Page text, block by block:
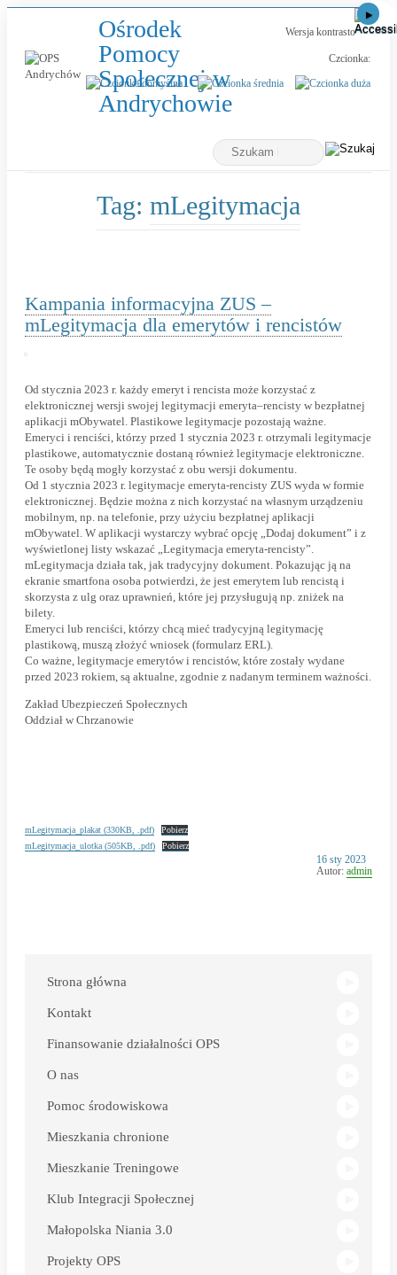
Ośrodek
Pomocy
Społecznej w
Andrychowie-
informacyjna
–
mLegitymacja
i
rencistów
Wersja kontrastowa
Czcionka:
Wyszukiwarka
Tutaj
wpisz
frazę:
Tag: mLegitymacja
Kampania informacyjna ZUS –
mLegitymacja dla emerytów i rencistów
Od stycznia 2023 r. każdy emeryt i rencista może korzystać z
elektronicznej wersji swojej legitymacji emeryta–rencisty w bezpłatnej
aplikacji mObywatel. Plastikowe legitymacje pozostają ważne.
Emeryci i renciści, którzy przed 1 stycznia 2023 r. otrzymali legitymacje
plastikowe, automatycznie dostaną również legitymacje elektroniczne.
Te osoby będą mogły korzystać z obu wersji dokumentu.
Od 1 stycznia 2023 r. legitymacje emeryta-rencisty ZUS wyda w formie
elektronicznej. Będzie można z nich korzystać na własnym urządzeniu
mobilnym, np. na telefonie, przy użyciu bezpłatnej aplikacji
mObywatel. W aplikacji wystarczy wybrać opcję „Dodaj dokument” i z
wyświetlonej listy wskazać „Legitymacja emeryta-rencisty”.
mLegitymacja działa tak, jak tradycyjny dokument. Pokazując ją na
ekranie smartfona osoba potwierdzi, że jest emerytem lub rencistą i
skorzysta z ulg oraz uprawnień, które jej przysługują np. zniżek na
bilety.
Emeryci lub renciści, którzy chcą mieć tradycyjną legitymację
plastikową, muszą złożyć wniosek (formularz ERL).
Co ważne, legitymacje emerytów i rencistów, które zostały wydane
przed 2023 rokiem, są aktualne, zgodnie z nadanym terminem ważności.
Zakład Ubezpieczeń Społecznych
Oddział w Chrzanowie
mLegitymacja_plakat (330KB, .pdf)
Pobierz
mLegitymacja_ulotka (505KB, .pdf)
Pobierz
Opublikowano
w
16 sty 2023
Autor: admin
nowym
oknie
Strona główna
Kontakt
Finansowanie działalności OPS
O nas
Pomoc środowiskowa
Mieszkania chronione
Mieszkanie Treningowe
Klub Integracji Społecznej
Małopolska Niania 3.0
Projekty OPS